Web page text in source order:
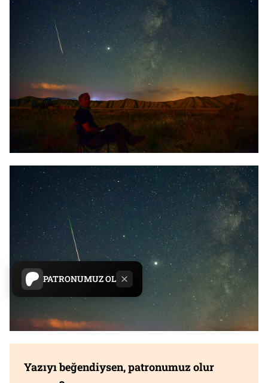
PATRONUMUZ OL
Yazıyı beğendiysen, patronumuz olur